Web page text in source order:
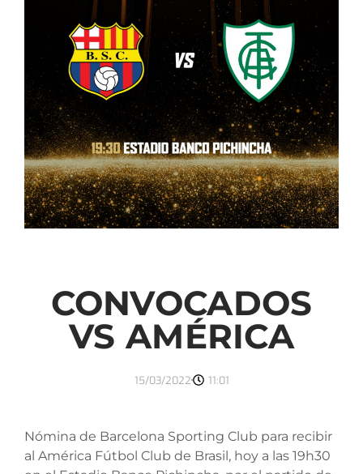
CONVOCADOS
VS AMÉRICA
15/03/2022 11:01
Nómina de Barcelona Sporting Club para recibir
al América Fútbol Club de Brasil, hoy a las 19h30